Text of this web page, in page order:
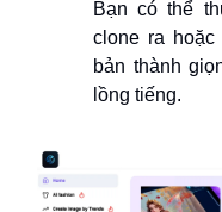
Bạn có thể
clone ra hoặc
bản thành
lồng tiếng.